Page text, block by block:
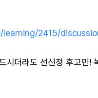
2415/
시더라도 선신청 후고민!